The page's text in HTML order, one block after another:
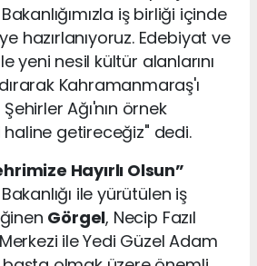
iş birliği içinde
hazırlanıyoruz. Edebiyat ve
yeni nesil kültür alanlarını
Kahramanmaraş'ı
Şehirler Ağı'nın örnek
getireceğiz" dedi.
Hayırlı Olsun”
ile yürütülen iş
Görgel, Necip Fazıl
ile Yedi Güzel Adam